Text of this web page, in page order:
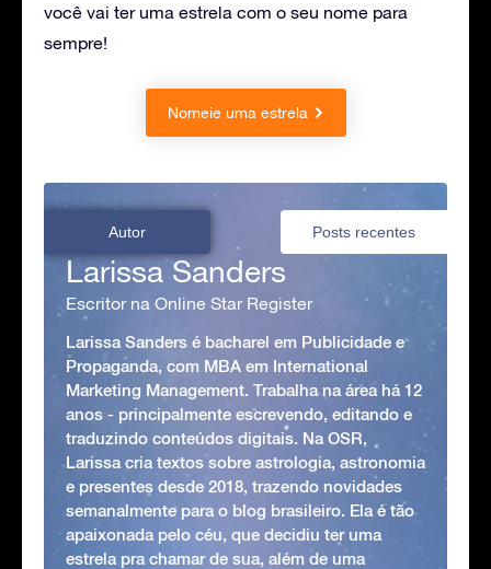
você vai ter uma estrela com o seu nome para
sempre!
Nomeie uma estrela
Autor Posts recentes
Larissa Sanders
Escritor na Online Star Register
Larissa Sanders é bacharel em Publicidade e
Propaganda, com MBA em International
Marketing Management. Trabalha na área há 12
anos - principalmente escrevendo, editando e
traduzindo conteúdos digitais. Na OSR,
Larissa cria textos sobre astrologia, astronomia
e presentes desde 2018, trazendo novidades
semanalmente para o blog brasileiro. Ela é tão
apaixonada pelo céu, que decidiu ter uma
estrela pra chamar de sua, além de uma